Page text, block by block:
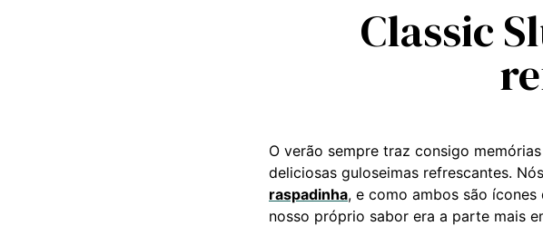
Classic
O verão sempre traz consigo
deliciosas guloseimas refrescantes.
raspadinha, e como ambos são
nosso próprio sabor era a parte mais